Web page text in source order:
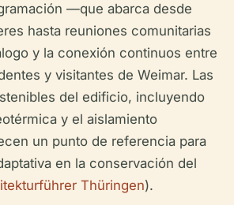
—que abarca desde
hasta reuniones comunitarias
y la conexión continuos entre
y visitantes de Weimar. Las
del edificio, incluyendo
y el aislamiento
un punto de referencia para
en la conservación del
Thüringen).